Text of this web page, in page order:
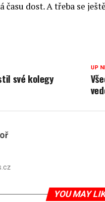
času dost. A třeba se
UP
své kolegy
YOU MAY